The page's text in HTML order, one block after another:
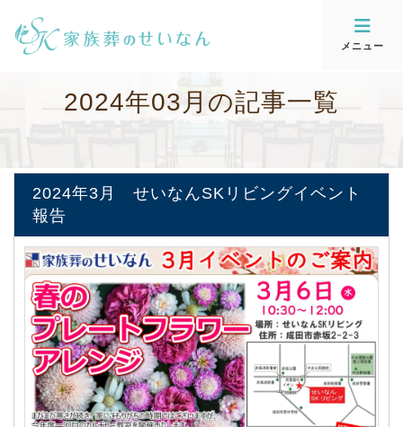
メニュー
2024年03 月 の記事一覧
2024年3月 せいなんSKリビングイベント
報告